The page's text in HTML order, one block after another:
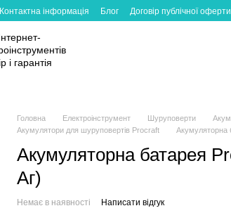
Контактна інформація Блог Договір публічної оферти
Головна Електроінструмент Шуруповерти
Акумулятори для шуруповертів Procraft
Акумуляторна
Акумуляторна батарея
Аг)
Немає в наявності Написати відгук